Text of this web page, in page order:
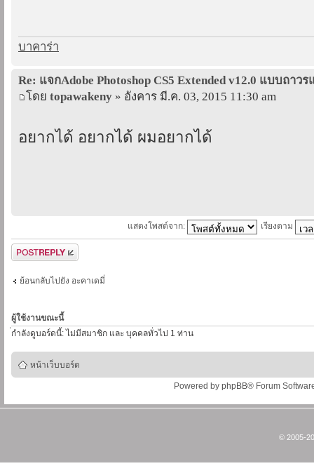
บาคาร่า
Re: แจกAdobe Photoshop CS5 Extended v12.0 แบบถาว
โดย topawakeny » อังคาร มี.ค. 03, 2015 11:30 am
อยากได้ อยากได้ ผมอยากได้
แสดงโพสต์จาก: เรียงตาม
ตอบกระทู้
ย้อนกลับไปยัง อะคาเดมี่
ผู้ใช้งานขณะนี้
่กำลังดูบอร์ดนี้: ไม่มีสมาชิก และ บุคคลทั่วไป 1 ท่าน
หน้าเว็บบอร์ด
Powered by phpBB® Forum
© 2005-